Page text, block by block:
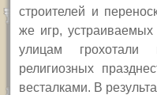
строителей и
же игр,
улицам
религиозных
весталками. В